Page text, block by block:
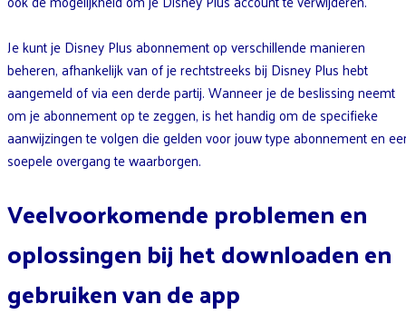
Je kunt je Disney Plus abonnement op verschillende manieren
beheren, afhankelijk van of je rechtstreeks bij Disney Plus hebt
aangemeld of via een derde partij. Wanneer je de beslissing neemt
om je abonnement op te zeggen, is het handig om de specifieke
aanwijzingen te volgen die gelden voor jouw type abonnement en
soepele overgang te waarborgen.
Veelvoorkomende problemen en
oplossingen bij het downloaden en
gebruiken van de app